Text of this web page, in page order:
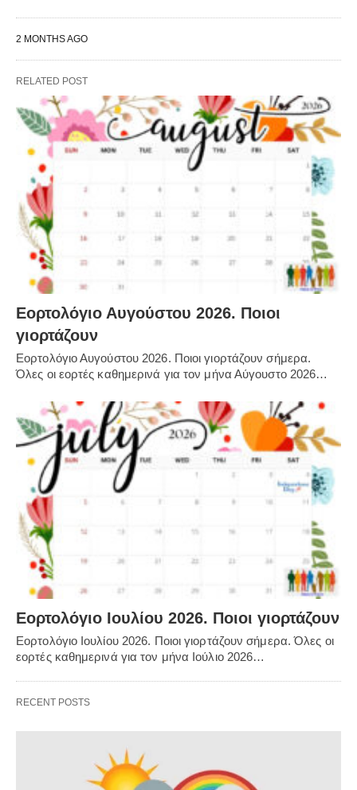
2 MONTHS AGO
RELATED POST
Εορτολόγιο Αυγούστου 2026. Ποιοι
γιορτάζουν
Εορτολόγιο Αυγούστου 2026. Ποιοι γιορτάζουν σήμερα.
Όλες οι εορτές καθημερινά για τον μήνα Αύγουστο 2026…
Εορτολόγιο Ιουλίου 2026. Ποιοι γιορτάζουν
Εορτολόγιο Ιουλίου 2026. Ποιοι γιορτάζουν σήμερα. Όλες οι
εορτές καθημερινά για τον μήνα Ιούλιο 2026…
RECENT POSTS